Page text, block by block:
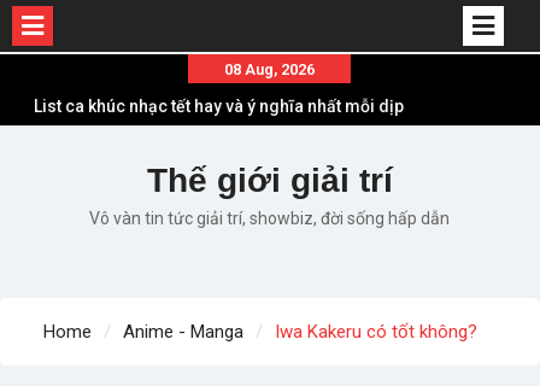
content
08 Aug, 2026
List ca khúc nhạc tết hay và ý nghĩa nhất mỗi dịp
Em ơi lên phố – Minh Vương: Màn comeback
“ngoạn mục” với triệu view
Những ca khúc nhạc xuân “sặc mùi” quảng cáo
Lời bài hát Chúng Ta của Hiện Tại – Sơn Tùng M-
Thế giới giải trí
Vô vàn tin tức giải trí, showbiz, đời sống hấp dẫn
Home Anime - Manga Iwa Kakeru có tốt không?